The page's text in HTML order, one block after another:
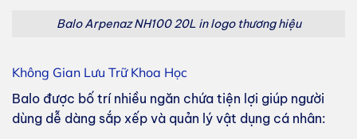
Balo Arpenaz NH100 20L in logo thương hiệu
Không Gian Lưu Trữ Khoa Học
Balo được bố trí nhiều ngăn chứa tiện lợi giúp người
dùng dễ dàng sắp xếp và quản lý vật dụng cá nhân: